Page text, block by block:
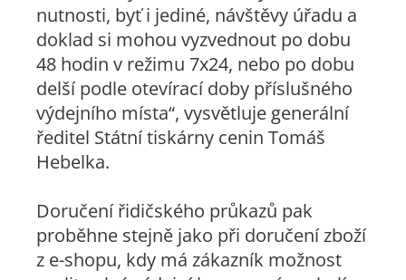
nutnosti, byť i jediné, návštěvy úřadu a
doklad si mohou vyzvednout po dobu
48 hodin v režimu 7x24, nebo po dobu
delší podle otevírací doby příslušného
výdejního místa“, vysvětluje generální
ředitel Státní tiskárny cenin Tomáš
Hebelka.
Doručení řidičského průkazů pak
proběhne stejně jako při doručení zboží
z e-shopu, kdy má zákazník možnost